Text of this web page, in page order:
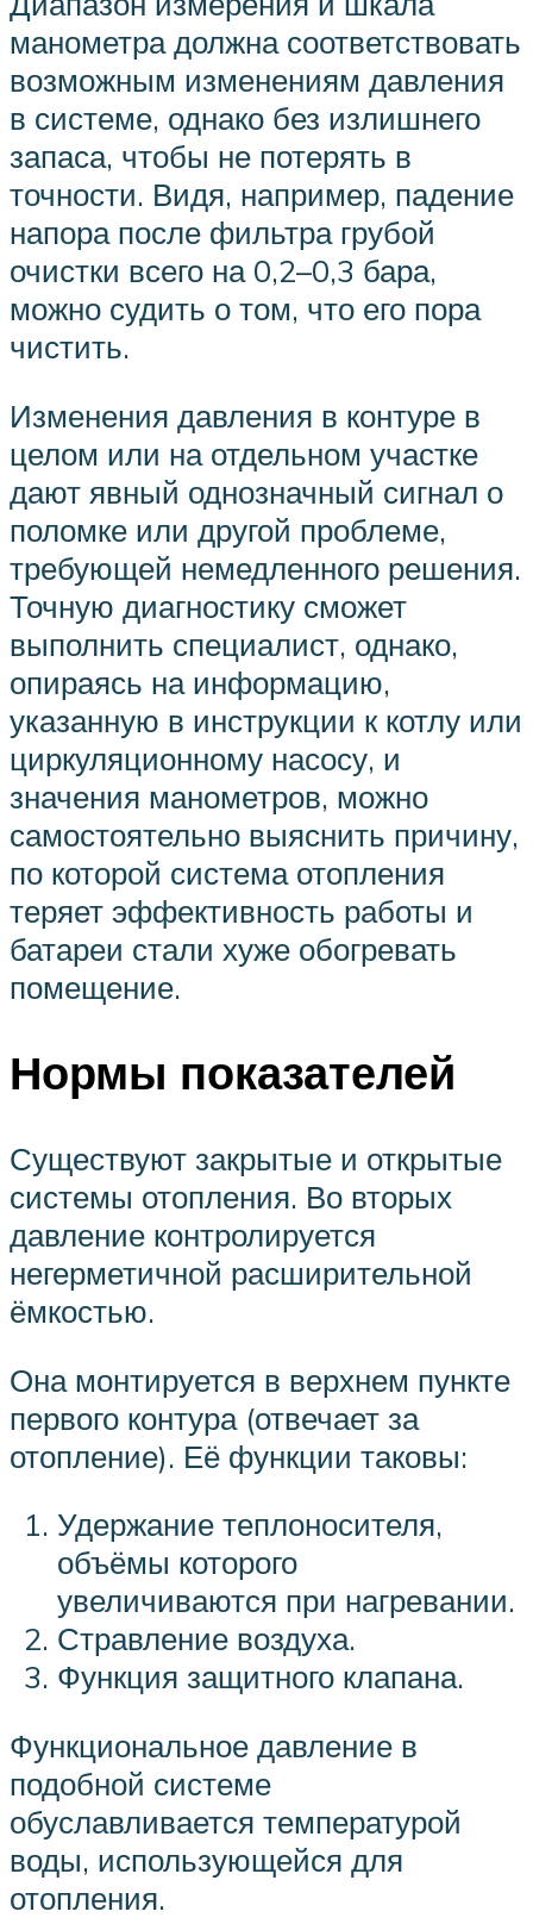
манометра должна соответствовать
возможным изменениям давления
в системе, однако без излишнего
запаса, чтобы не потерять в
точности. Видя, например, падение
напора после фильтра грубой
очистки всего на 0,2–0,3 бара,
можно судить о том, что его пора
чистить.
Изменения давления в контуре в
целом или на отдельном участке
дают явный однозначный сигнал о
поломке или другой проблеме,
требующей немедленного решения.
Точную диагностику сможет
выполнить специалист, однако,
опираясь на информацию,
указанную в инструкции к котлу или
циркуляционному насосу, и
значения манометров, можно
самостоятельно выяснить причину,
по которой система отопления
теряет эффективность работы и
батареи стали хуже обогревать
помещение.
Нормы показателей
Существуют закрытые и открытые
системы отопления. Во вторых
давление контролируется
негерметичной расширительной
ёмкостью.
Она монтируется в верхнем пункте
первого контура (отвечает за
отопление). Её функции таковы:
Удержание теплоносителя,
объёмы которого
увеличиваются при нагревании.
Стравление воздуха.
Функция защитного клапана.
Функциональное давление в
подобной системе
обуславливается температурой
воды, использующейся для
отопления.